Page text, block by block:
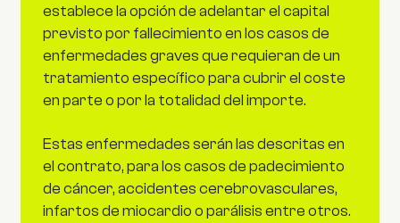
establece la opción de adelantar el capital
previsto por fallecimiento en los casos de
enfermedades graves que requieran de un
tratamiento específico para cubrir el coste
en parte o por la totalidad del importe.
Estas enfermedades serán las descritas en
el contrato, para los casos de padecimiento
de cáncer, accidentes cerebrovasculares,
infartos de miocardio o parálisis entre otros.